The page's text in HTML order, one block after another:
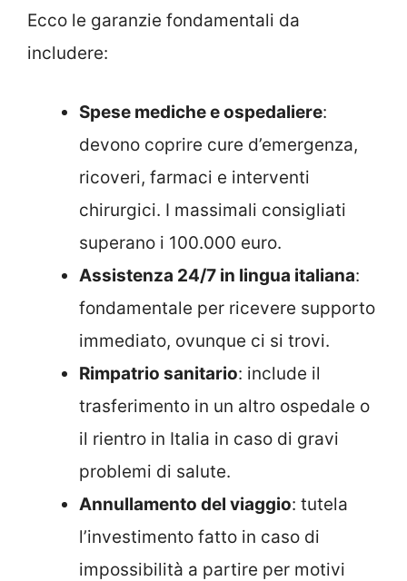
Ecco le garanzie fondamentali da
includere:
Spese mediche e ospedaliere:
devono coprire cure d’emergenza,
ricoveri, farmaci e interventi
chirurgici. I massimali consigliati
superano i 100.000 euro.
Assistenza 24/7 in lingua italiana:
fondamentale per ricevere supporto
immediato, ovunque ci si trovi.
Rimpatrio sanitario: include il
trasferimento in un altro ospedale o
il rientro in Italia in caso di gravi
problemi di salute.
Annullamento del viaggio: tutela
l’investimento fatto in caso di
impossibilità a partire per motivi